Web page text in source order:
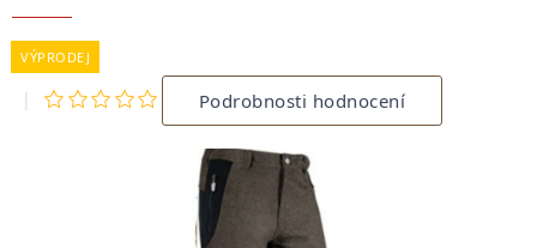
VÝPRODEJ
Průměrné
hodnocení
produktu
hvězdiček.
Podrobnosti hodnocení